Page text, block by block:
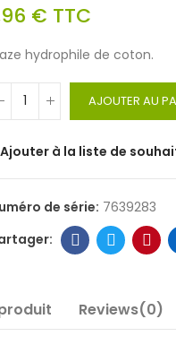
€ TTC
hydrophile de coton.
AJOUTER AU
Ajouter à la liste de
de série: 7639283
Reviews(0)